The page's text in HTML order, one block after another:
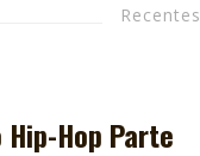
Recentes
Hop Parte